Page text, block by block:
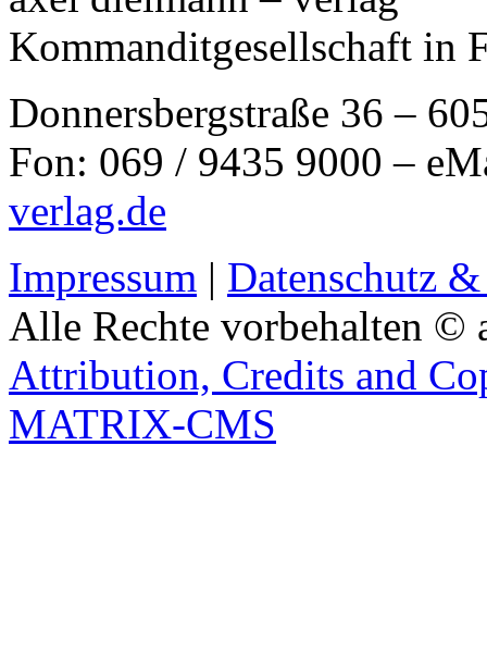
Kommanditgesellschaft in
Donnersbergstraße 36 –
Fon: 069 / 9435 9000 –
verlag.de
Impressum | Datenschutz
Alle Rechte vorbehalten ©
Attribution, Credits and
MATRIX-CMS